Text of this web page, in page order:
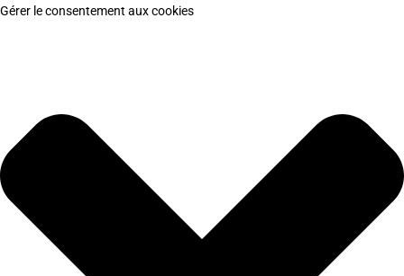
Gérer le consentement aux cookies